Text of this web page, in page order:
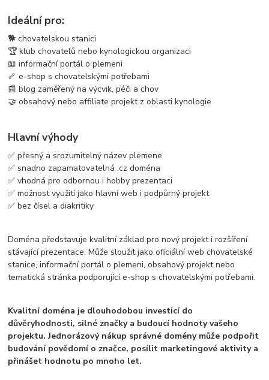
Ideální pro:
🐕 chovatelskou stanici
🏆 klub chovatelů nebo kynologickou organizaci
📖 informační portál o plemeni
🦴 e-shop s chovatelskými potřebami
📰 blog zaměřený na výcvik, péči a chov
🤝 obsahový nebo affiliate projekt z oblasti kynologie
Hlavní výhody
✅ přesný a srozumitelný název plemene
✅ snadno zapamatovatelná .cz doména
✅ vhodná pro odbornou i hobby prezentaci
✅ možnost využití jako hlavní web i podpůrný projekt
✅ bez čísel a diakritiky
Doména představuje kvalitní základ pro nový projekt i rozšíření
stávající prezentace. Může sloužit jako oficiální web chovatelské
stanice, informační portál o plemeni, obsahový projekt nebo
tematická stránka podporující e-shop s chovatelskými potřebami.
Kvalitní doména je dlouhodobou investicí do
důvěryhodnosti, silné značky a budoucí hodnoty vašeho
projektu. Jednorázový nákup správné domény může podpořit
budování povědomí o značce, posílit marketingové aktivity a
přinášet hodnotu po mnoho let.